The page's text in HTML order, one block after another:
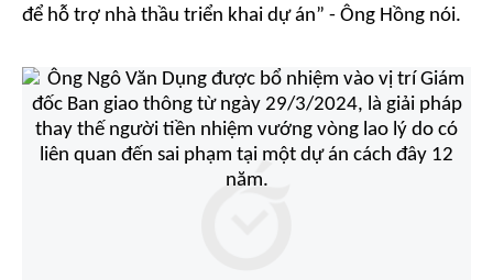
để hỗ trợ nhà thầu triển khai dự án” - Ông Hồng nói.